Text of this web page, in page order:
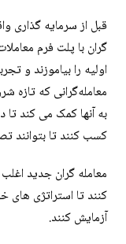
قبل از سرمایه گذاری
اولیه را بیاموزند و
معامله‌گرانی که تازه
به آنها کمک می کند
کسب کنند تا بتوانند
کنند تا استراتژی
آزمایش کنند.